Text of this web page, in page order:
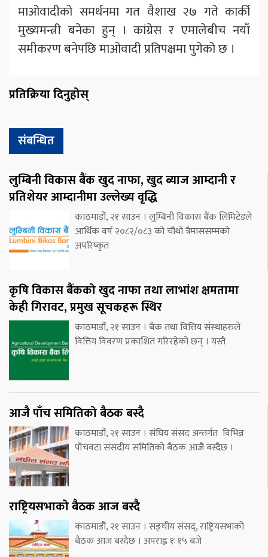
माओवादीको समर्थनमा गत वैशाख २७ गते कार्की
मुख्यमन्त्री बनेका हुन् । कांग्रेस र एमालेबीच नयाँ
समीकरण बनेपछि माओवादी प्रतिपक्षमा पुगेको छ ।
प्रतिक्रिया दिनुहोस्
संबन्धित
लुम्बिनी विकास बैंक खुद नाफा, खुद ब्याज आम्दानी र
प्रतिशेयर आम्दानीमा उल्लेख्य वृद्धि
काठमाडौं, २१ साउन । लुम्बिनी विकास बैंक लिमिटेडले
आर्थिक वर्ष २०८२/०८३ को चौथो त्रैमाससम्मको
अपरिष्कृत
कृषि विकास बैंकको खुद नाफा तथा लाभांश क्षमतामा
केही गिरावट, प्रमुख सूचकहरू स्थिर
काठमाडौं, २१ साउन । बैंक तथा वित्तिय संस्थाहरुले
वित्तिय विवरण प्रकाशित गरिरहेको छन् । यस्तै
आजै पाँच समितिको बैठक बस्दै
काठमाडौं, २१ साउन । संघिय संसद अन्तर्गत विभिन्न
पाँचवटा संसदीय समितिको बैठक आजै बस्दैछ ।
राष्ट्रियसभाको बैठक आज बस्दै
काठमाडौं, २१ साउन । सङ्घीय संसद्, राष्ट्रियसभाको
बैठक आज बस्दैछ । अपराह्न १ः १५ बजे